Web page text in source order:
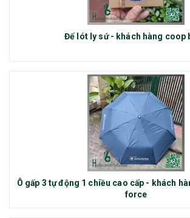
Đế lót ly sứ - khách hàng coop
Ô gấp 3 tự động 1 chiều cao cấp - khách
force